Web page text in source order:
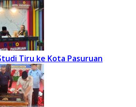
Tiru ke Kota Pasuruan